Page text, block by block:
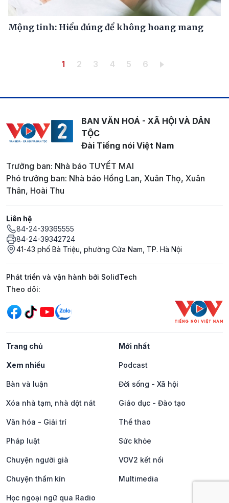
Mộng tinh: Hiểu đúng để không hoang mang
PaginationTrang hiện thời
1 Trang
2 Trang
3 Trang
4 Trang
5 Trang
6
BAN VĂN HOÁ - XÃ HỘI VÀ DÂN
TỘC
Đài Tiếng nói Việt Nam
Trưởng ban: Nhà báo TUYẾT MAI
Phó trưởng ban: Nhà báo Hồng Lan, Xuân Thọ, Xuân
Thân, Hoài Thu
Liên hệ
84-24-39365555
84-24-39342724
41-43 phố Bà Triệu, phường Cửa Nam, TP. Hà Nội
Phát triển và vận hành bởi SolidTech
Mạng xã hội
Theo dõi:
Trang chủ Mới nhất
Xem nhiều Podcast
Bàn và luận Đời sống - Xã hội
Xóa nhà tạm, nhà dột nát Giáo dục - Đào tạo
Văn hóa - Giải trí Thể thao
Pháp luật Sức khỏe
Chuyện người già VOV2 kết nối
Chuyện thầm kín Multimedia
Học ngoại ngữ qua Radio